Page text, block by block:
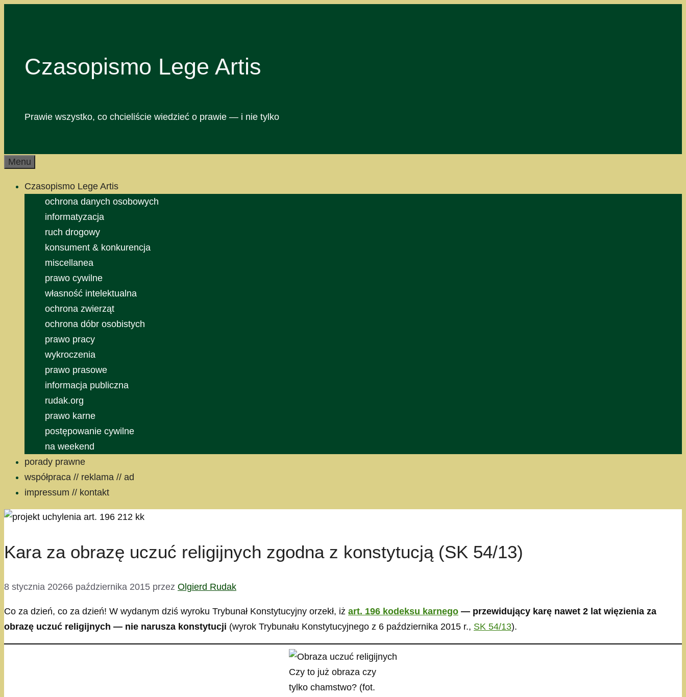
Czasopismo Lege Artis
Prawie wszystko, co chcieliście wiedzieć o prawie — i nie tylko
Menu
Czasopismo Lege Artis
ochrona danych osobowych
informatyzacja
ruch drogowy
konsument & konkurencja
miscellanea
prawo cywilne
własność intelektualna
ochrona zwierząt
ochrona dóbr osobistych
prawo pracy
wykroczenia
prawo prasowe
informacja publiczna
rudak.org
prawo karne
postępowanie cywilne
na weekend
porady prawne
współpraca // reklama // ad
impressum // kontakt
Kara za obrazę uczuć religijnych zgodna z konstytucją (SK 54/13)
8 stycznia 20266 października 2015 przez Olgierd Rudak
Co za dzień, co za dzień! W wydanym dziś wyroku Trybunał Konstytucyjny orzekł, iż art. 196 kodeksu karnego — przewidujący karę nawet 2 lat więzienia za
obrazę uczuć religijnych — nie narusza konstytucji (wyrok Trybunału Konstytucyjnego z 6 października 2015 r., SK 54/13).
Czy to już obraza czy
tylko chamstwo? (fot.